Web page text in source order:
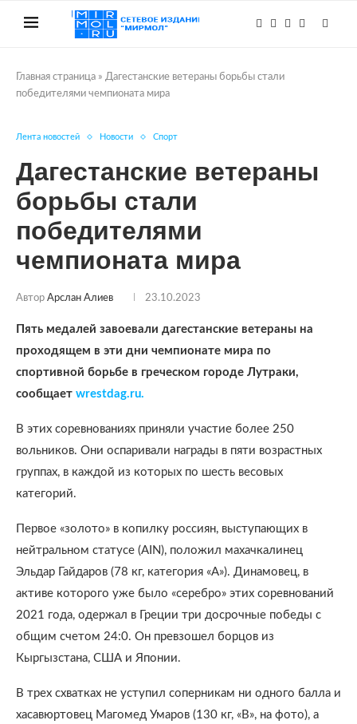
Главная страница » Дагестанские ветераны борьбы стали
победителями чемпионата мира
Лента новостей Новости Спорт
Дагестанские ветераны
борьбы стали
победителями
чемпионата мира
Автор Арслан Алиев 23.10.2023
Пять медалей завоевали дагестанские ветераны на
проходящем в эти дни чемпионате мира по
спортивной борьбе в греческом городе Лутраки,
сообщает wrestdag.ru.
В этих соревнованиях приняли участие более 250
вольников. Они оспаривали награды в пяти возрастных
группах, в каждой из которых по шесть весовых
категорий.
Первое «золото» в копилку россиян, выступающих в
нейтральном статусе (AIN), положил махачкалинец
Эльдар Гайдаров (78 кг, категория «А»). Динамовец, в
активе которого уже было «серебро» этих соревнований
2021 года, одержал в Греции три досрочные победы с
общим счетом 24:0. Он превзошел борцов из
Кыргызстана, США и Японии.
В трех схватках не уступил соперникам ни одного балла и
хасавюртовец Магомед Умаров (130 кг, «В», на фото), а